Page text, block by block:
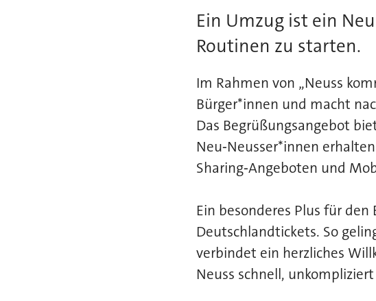
Ein Umzug ist ein
Routinen zu starten.
Im Rahmen von „Neuss
Bürger*innen und macht
Das Begrüßungsangebot
Neu‑Neusser*innen
Sharing‑Angeboten und
Ein besonderes Plus für
Deutschlandtickets. So
verbindet ein herzliches
Neuss schnell,